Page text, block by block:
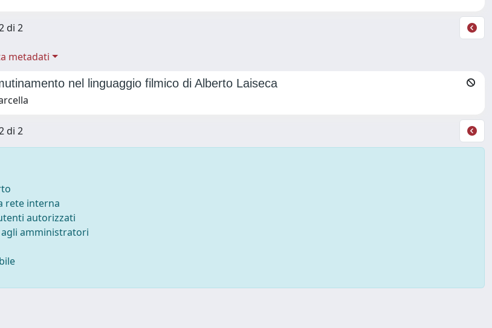
di 2
metadati
nel linguaggio filmico di Alberto Laiseca
di 2
rete interna
autorizzati
amministratori